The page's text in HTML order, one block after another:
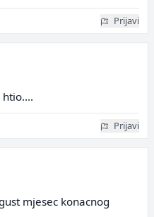
Prijavi
Prijavi
mjesec konacnog